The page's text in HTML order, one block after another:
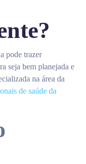
pode trazer
seja bem planejada e
na área da
de saúde da